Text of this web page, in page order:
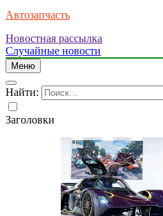
Автозапчасть
Новостная рассылка
Случайные новости
Меню
Найти:
Заголовки